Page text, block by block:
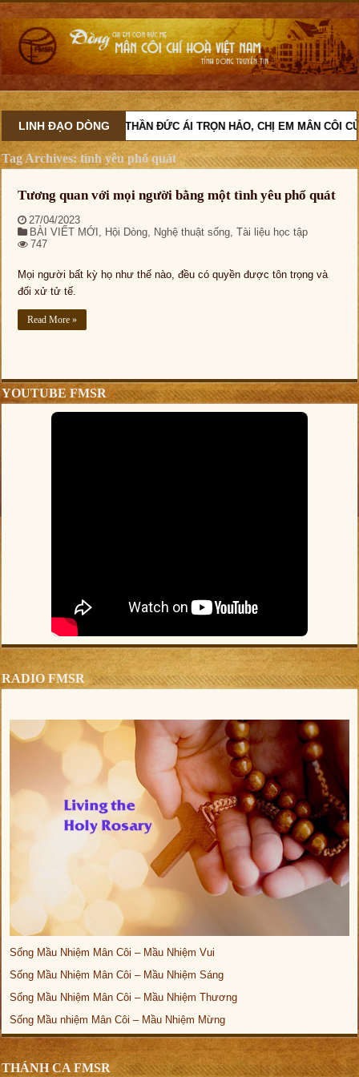
LINH ĐẠO DÒNG
VỚI TINH THẦN ĐỨC ÁI TRỌN HẢO, CHỊ EM MÂN CÔI
Tag Archives:tình yêu phổ quát
Tương quan với mọi người bằng một tình yêu phổ quát
27/04/2023
BÀI VIẾT MỚI , Hội Dòng, Nghệ thuật sống,Tài liệu học tập
747
Mọi người bất kỳ họ như thế nào, đều có quyền được tôn trọng và
đối xử tử tế.
Read More »
YOUTUBE FMSR
RADIO FMSR
Sống Mầu Nhiệm Mân Côi – Mầu Nhiệm Vui
Sống Mầu Nhiệm Mân Côi – Mầu Nhiệm Sáng
Sống Mầu Nhiệm Mân Côi – Mầu Nhiệm Thương
Sống Mầu nhiệm Mân Côi – Mầu Nhiệm Mừng
THÁNH CA FMSR